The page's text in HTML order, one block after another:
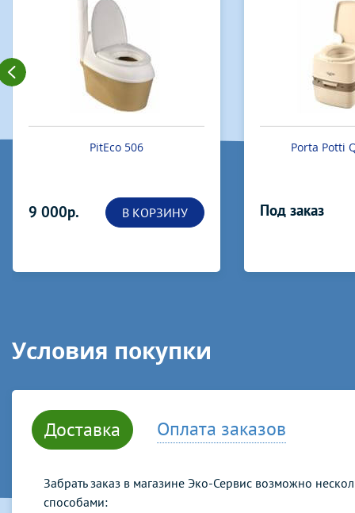
PitEco 506
9 000р. В КОРЗИНУ
Porta Potti
Под заказ
Условия покупки
Доставка Оплата заказов
Забрать заказ в магазине Эко-Сервис возможно
способами: